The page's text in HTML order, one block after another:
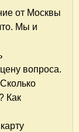
от Москвы
Мы и
вопроса.
Как